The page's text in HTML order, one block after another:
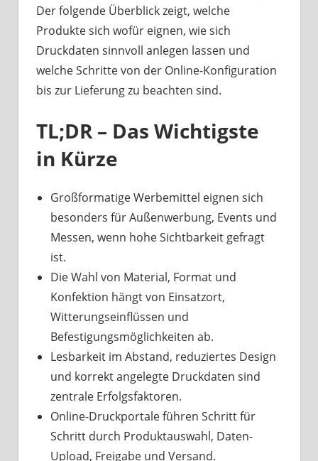
Der folgende Überblick zeigt, welche
Produkte sich wofür eignen, wie sich
Druckdaten sinnvoll anlegen lassen und
welche Schritte von der Online-Konfiguration
bis zur Lieferung zu beachten sind.
TL;DR – Das Wichtigste
in Kürze
Großformatige Werbemittel eignen sich
besonders für Außenwerbung, Events und
Messen, wenn hohe Sichtbarkeit gefragt
ist.
Die Wahl von Material, Format und
Konfektion hängt von Einsatzort,
Witterungseinflüssen und
Befestigungsmöglichkeiten ab.
Lesbarkeit im Abstand, reduziertes Design
und korrekt angelegte Druckdaten sind
zentrale Erfolgsfaktoren.
Online-Druckportale führen Schritt für
Schritt durch Produktauswahl, Daten-
Upload, Freigabe und Versand.